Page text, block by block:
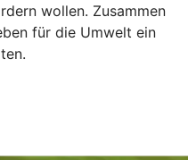
wollen. Zusammen
für die Umwelt ein